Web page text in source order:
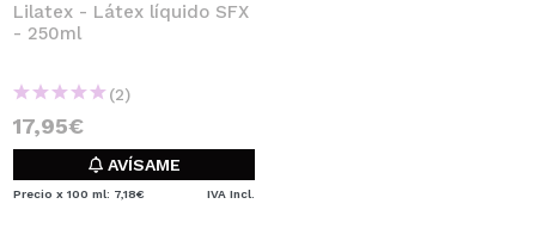
Lilatex - Látex líquido SFX
- 250ml
(2)
17,95€
AVÍSAME
Precio x 100 ml: 7,18€ IVA Incl.